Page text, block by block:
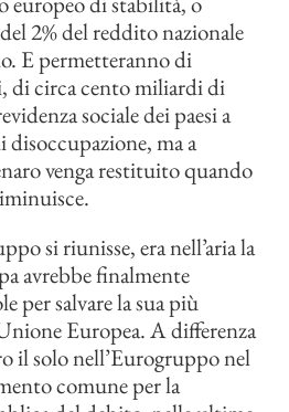
2% del reddito nazionale
E permetteranno di
di circa cento miliardi di
sociale dei paesi a
disoccupazione, ma a
venga restituito quando
si riunisse, era nell’aria la
avrebbe finalmente
per salvare la sua più
Europea. A differenza
il solo nell’Eurogruppo nel
comune per la